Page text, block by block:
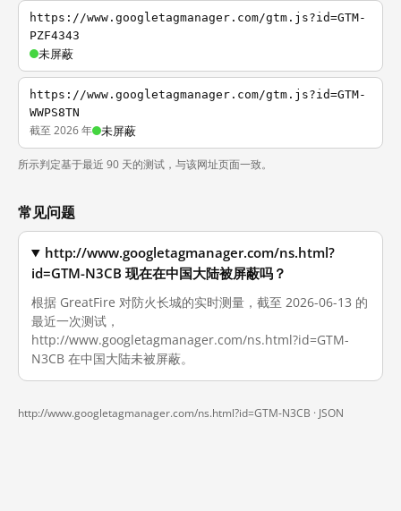
https://www.googletagmanager.com/gtm.js?id=GTM-
PZF4343
未屏蔽
https://www.googletagmanager.com/gtm.js?id=GTM-
WWPS8TN
截至 2026 年 未屏蔽
所示判定基于最近 90 天的测试，与该网址页面一致。
常见问题
http://www.googletagmanager.com/ns.html?
id=GTM-N3CB 现在在中国大陆被屏蔽吗？
根据 GreatFire 对防火长城的实时测量，截至 2026-06-13 的
最近一次测试，
http://www.googletagmanager.com/ns.html?id=GTM-
N3CB 在中国大陆未被屏蔽。
http://www.googletagmanager.com/ns.html?id=GTM-N3CB · JSON